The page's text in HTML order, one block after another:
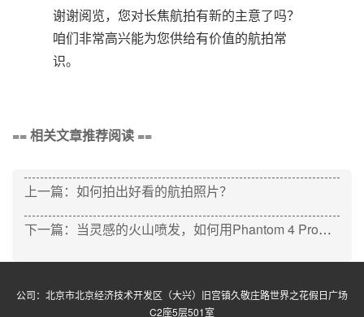
谢谢阅览，您对长焦航拍有新的主意了吗？
咱们非常高兴能为您供给有价值的航拍常
识。
== 相关文章推荐阅读 ==
上一篇：如何拍出好看的航拍照片？
下一篇：当灵感的火山喷发，如何用Phantom 4 Pro留住瞬间？
公司：北京市北京经济技术开发区（大兴）旧宫镇久敬庄路世界之花假日广场
C2座5层501室